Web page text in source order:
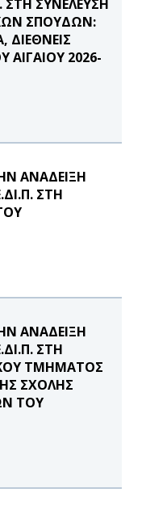
ΣΥΝΕΛΕΥΣΗ
ΣΠΟΥΔΩΝ:
ΔΙΕΘΝΕΙΣ
ΑΙΓΑΙΟΥ 2026-
ΑΝΑΔΕΙΞΗ
ΣΤΗ
ΑΝΑΔΕΙΞΗ
ΣΤΗ
ΤΜΗΜΑΤΟΣ
ΣΧΟΛΗΣ
ΤΟΥ